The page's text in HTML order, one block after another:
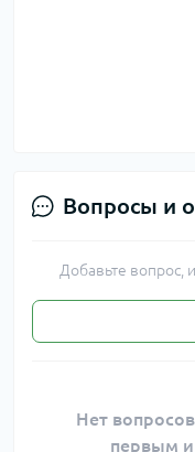
Вопросы и
Добавьте
Нет
первым и